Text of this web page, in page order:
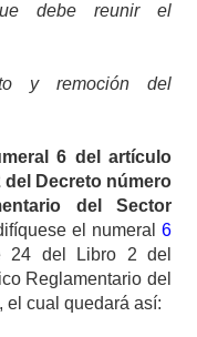
debe reunir el
y remoción del
6 del artículo
del Decreto número
del Sector
el numeral 6
24 del Libro 2 del
Reglamentario del
el cual quedará así: